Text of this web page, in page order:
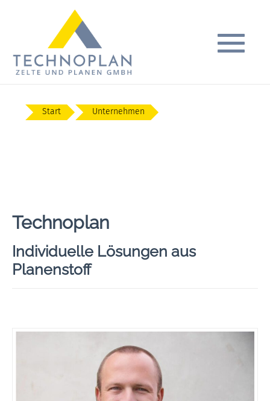
Start Unternehmen
Technoplan
Individuelle Lösungen aus
Planenstoff